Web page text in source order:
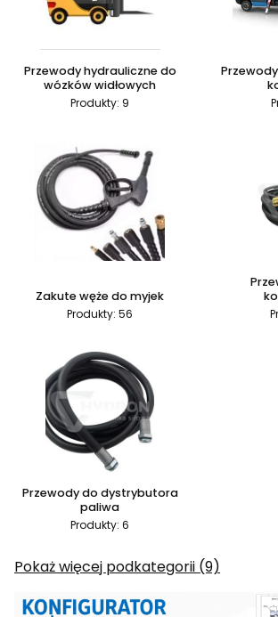
Przewody hydrauliczne do
wózków widłowych
Produkty: 9
Zakute węże do myjek
Produkty: 56
Przewody do dystrybutora
paliwa
Produkty: 6
Pokaż więcej podkategorii (9)